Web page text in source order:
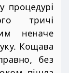
процедурі
тричі
неначе
Кощава
без